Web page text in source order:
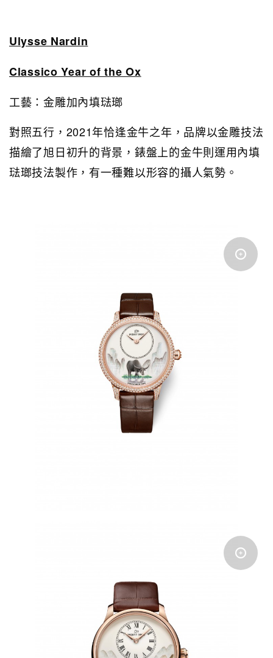
Ulysse Nardin
Classico Year of the Ox
工藝：金雕加內填琺瑯
對照五行，2021年恰逢金牛之年，品牌以金雕技法
描繪了旭日初升的背景，錶盤上的金牛則運用內填
琺瑯技法製作，有一種難以形容的攝人氣勢。